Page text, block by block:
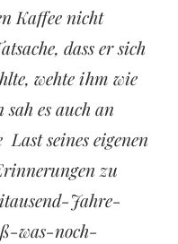
Kaffee nicht
dass er sich
wehte ihm wie
es auch an
seines eigenen
zu
Jahre-
was-noch-